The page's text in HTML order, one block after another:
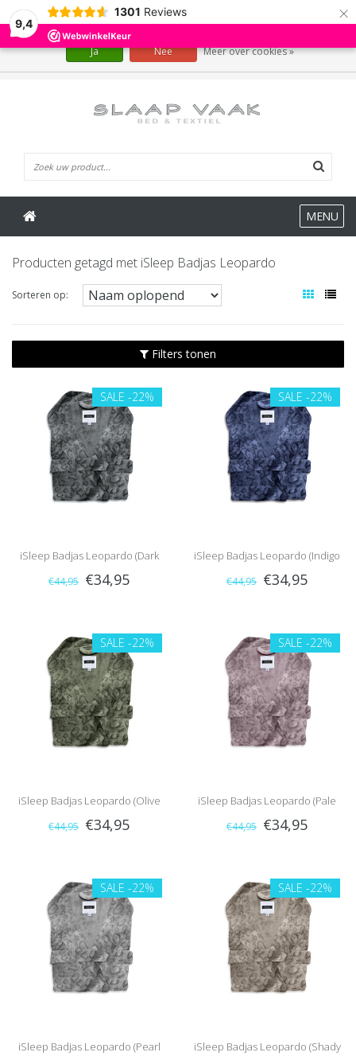
9,4
1301 Reviews ×
MENU
Producten getagd met iSleep Badjas Leopardo
Sorteren op:
Filters tonen
SALE -22%
iSleep Badjas Leopardo (Dark
€44,95 €34,95
SALE -22%
iSleep Badjas Leopardo (Indigo
€44,95 €34,95
SALE -22%
iSleep Badjas Leopardo (Olive
€44,95 €34,95
SALE -22%
iSleep Badjas Leopardo (Pale
€44,95 €34,95
SALE -22%
iSleep Badjas Leopardo (Pearl
SALE -22%
iSleep Badjas Leopardo (Shady
Wij slaan cookies op om onze website te verbeteren. Is dat akkoord?
Ja Nee Meer over cookies »